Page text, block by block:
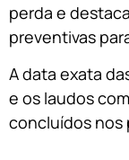
perda e
preventivas
A data exata
e os laudos
concluídos nos